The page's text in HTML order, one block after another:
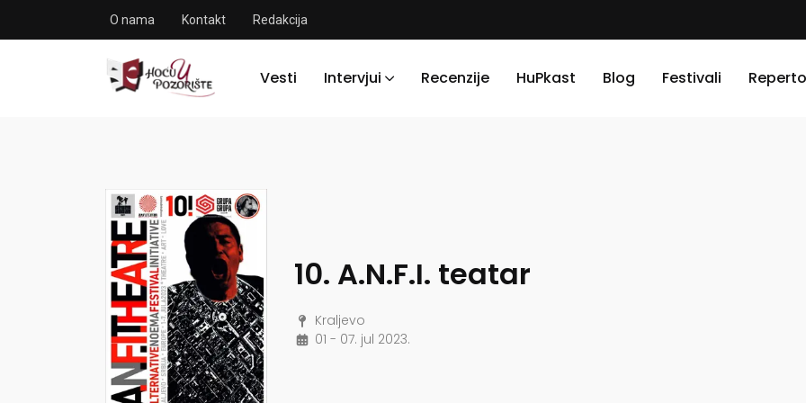
O nama Kontakt Redakcija
Vesti Intervjui Recenzije HuPkast Blog Festivali
10. A.N.F.I. teatar
Kraljevo
01 - 07. jul 2023.